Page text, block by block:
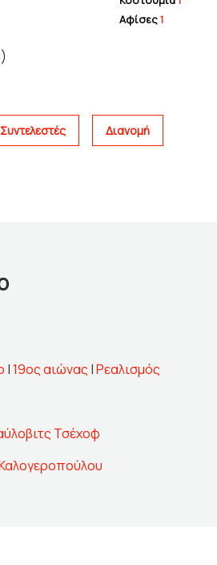
Αφίσες 1
Συντελεστές Διανομή
|19ος αιώνας |Ρεαλισμός
Τσέχοφ